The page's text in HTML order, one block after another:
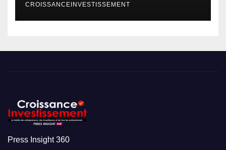
CROISSANCEINVESTISSEMENT
Press Insight 360